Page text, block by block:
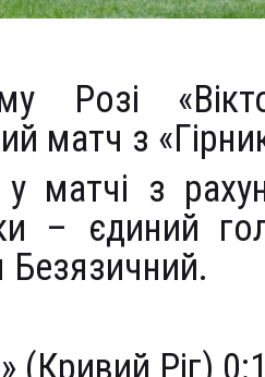
Розі
матч з
матчі з
– єдиний
Безязичний.
(Кривий Ріг)